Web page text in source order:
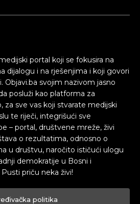
portal koji se fokusira na
dijalogu i na rješenjima i koji govori
Objavi.ba svojim nazivom jasno
posluži kao platforma za
za sve vas koji stvarate medijski
te riječi, integrišući sve
– portal, društvene mreže, živi
o rezultatima, odnosno o
u društvu, naročito ističući ulogu
demokratije u Bosni i
priču neka živi!
politika